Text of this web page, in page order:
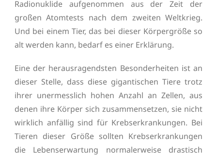
Radionuklide aufgenommen aus der Zeit der
großen Atomtests nach dem zweiten Weltkrieg.
Und bei einem Tier, das bei dieser Körpergröße so
alt werden kann, bedarf es einer Erklärung.
Eine der herausragendsten Besonderheiten ist an
dieser Stelle, dass diese gigantischen Tiere trotz
ihrer unermesslich hohen Anzahl an Zellen, aus
denen ihre Körper sich zusammensetzen, sie nicht
wirklich anfällig sind für Krebserkrankungen. Bei
Tieren dieser Größe sollten Krebserkrankungen
die Lebenserwartung normalerweise drastisch